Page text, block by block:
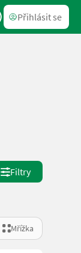
Přihlásit se
Filtry
Mřížka